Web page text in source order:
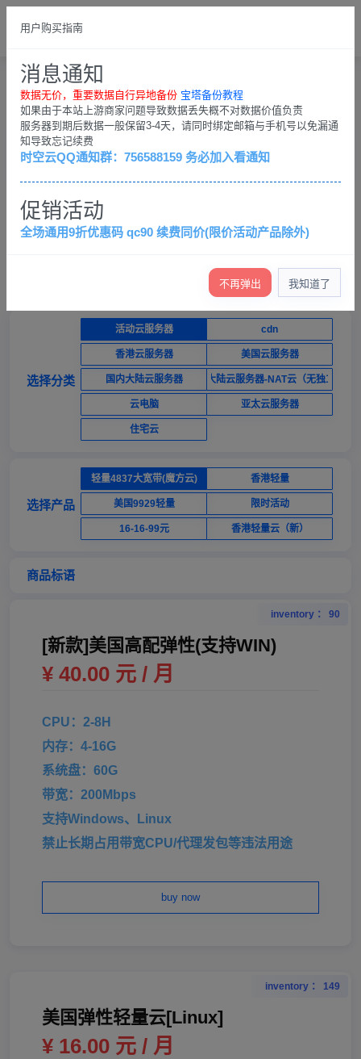
总览
SHOPPING CART
用户购买指南
消息通知
数据无价，重要数据自行异地备份 宝塔备份教程
如果由于本站上游商家问题导致数据丢失概不对数据价值负责
服务器到期后数据一般保留3-4天，请同时绑定邮箱与手机号以免漏通
知导致忘记续费
时空云QQ通知群：756588159 务必加入看通知
促销活动
全场通用9折优惠码 qc90 续费同价(限价活动产品除外)
不再弹出 我知道了
产品选购
数据无价，重要数据自行异地备份；客户QQ群：
756588159，务必加入看通知
查看退款条例 查看各服务器介绍（必看）
选择分类
活动云服务器 cdn
香港云服务器 美国云服务器
国内大陆云服务器 国内大陆云服务器-NAT云（无独立ip）
云电脑 亚太云服务器
住宅云
选择产品
轻量4837大宽带(魔方云) 香港轻量
美国9929轻量 限时活动
16-16-99元 香港轻量云（新）
商品标语
inventory ： 90
[新款]美国高配弹性(支持WIN)
¥ 40.00 元 / 月
CPU：2-8H
内存：4-16G
系统盘：60G
带宽：200Mbps
支持Windows、Linux
禁止长期占用带宽CPU/代理发包等违法用途
buy now
inventory ： 149
美国弹性轻量云[Linux]
¥ 16.00 元 / 月